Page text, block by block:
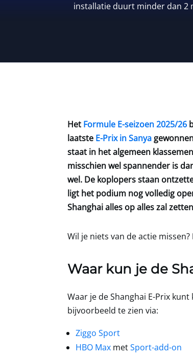
installatie duurt minder dan 2
Het Formule E-seizoen 2025/26
laatste E-Prix in Sanya
staat in het algemeen
misschien wel spannender is
wel. De koplopers staan
ligt het podium nog volledig
Shanghai alles op alles zal
Wil je niets van de actie
Waar kun je de
Waar je de Shanghai E-Prix
bijvoorbeeld te zien via:
Ziggo Sport
HBO Max metSport-add-on